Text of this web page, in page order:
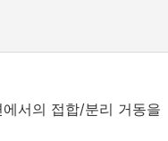
서의 접합/분리 거동을